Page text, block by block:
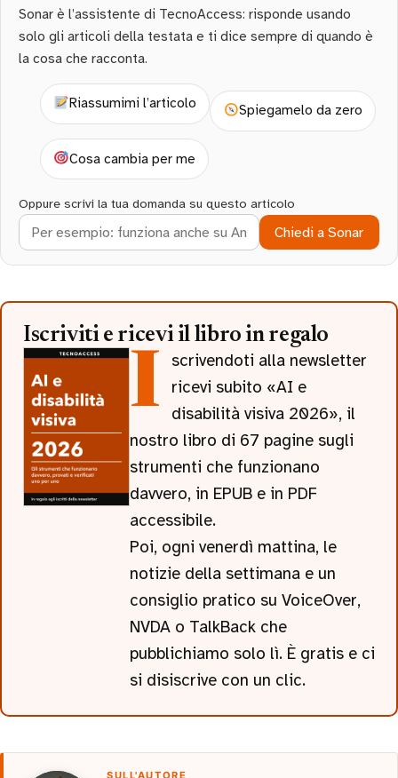
Sonar è l’assistente di TecnoAccess: risponde usando
solo gli articoli della testata e ti dice sempre di quando è
la cosa che racconta.
Riassumimi l’articolo Spiegamelo da zero
Cosa cambia per me
Oppure scrivi la tua domanda su questo articolo
Chiedi a Sonar
Iscriviti e ricevi il libro in regalo
Iscrivendoti alla newsletter
ricevi subito «AI e
disabilità visiva 2026», il
nostro libro di 67 pagine sugli
strumenti che funzionano
davvero, in EPUB e in PDF
accessibile.
Poi, ogni venerdì mattina, le
notizie della settimana e un
consiglio pratico su VoiceOver,
NVDA o TalkBack che
pubblichiamo solo lì. È gratis e ci
si disiscrive con un clic.